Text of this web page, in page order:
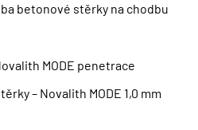
betonové stěrky na chodbu
MODE penetrace
– Novalith MODE 1,0 mm